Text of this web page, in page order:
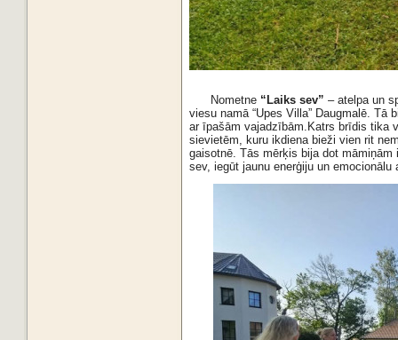
Nometne “Laiks sev” – atelpa un
viesu namā “Upes Villa” Daugmalē. Tā
ar īpašām vajadzībām.Katrs brīdis tika
sievietēm, kuru ikdiena bieži vien rit
gaisotnē. Tās mērķis bija dot
sev, iegūt jaunu enerģiju un emocionālu